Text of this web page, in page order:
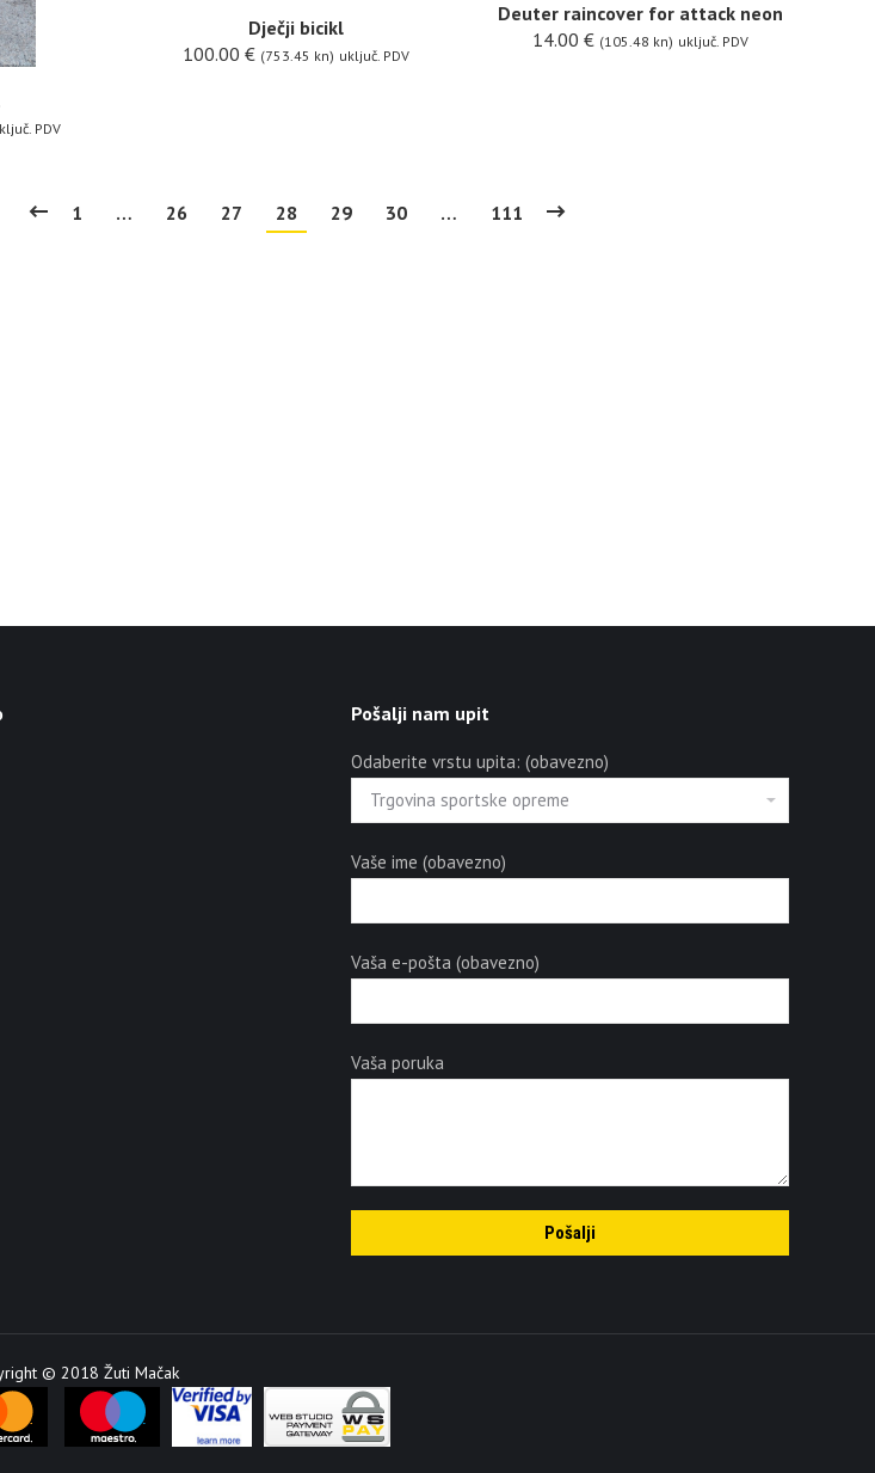
Deuter raincover for attack neon
14.00 € (105.48 kn) uključ. PDV
Dječji bicikl
100.00 € (753.45 kn) uključ. PDV
PDV
1 … 26 27 28 29 30 … 111
Pošalji nam upit
Odaberite vrstu upita: (obavezno)
Vaše ime (obavezno)
Vaša e-pošta (obavezno)
Vaša poruka
© 2018 Žuti Mačak